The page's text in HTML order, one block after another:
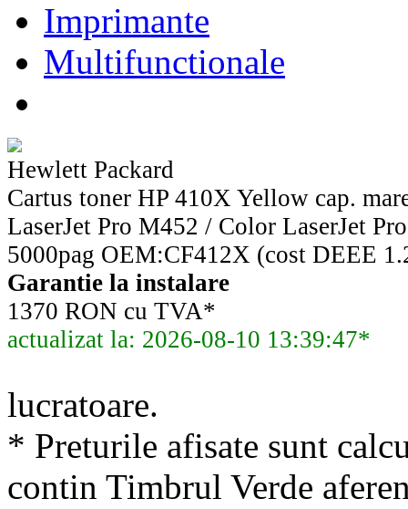
Imprimante
Multifunctionale
Hewlett Packard
Cartus toner HP 410X Yellow cap.
LaserJet Pro M452 / Color LaserJet
5000pag OEM:CF412X (cost DEEE
Garantie la instalare
1370 RON cu TVA*
actualizat la: 2026-08-10 13:39:47*
lucratoare.
* Preturile afisate sunt
contin Timbrul Verde